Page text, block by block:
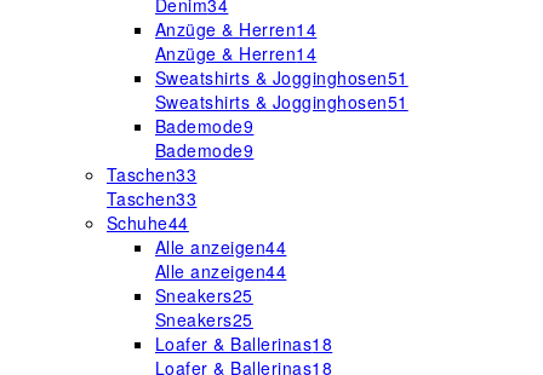
Denim34
Anzüge & Herren14
Anzüge & Herren14
Sweatshirts & Jogginghosen51
Sweatshirts & Jogginghosen51
Bademode9
Bademode9
Taschen33
Taschen33
Schuhe44
Alle anzeigen44
Alle anzeigen44
Sneakers25
Sneakers25
Loafer & Ballerinas18
Loafer & Ballerinas18